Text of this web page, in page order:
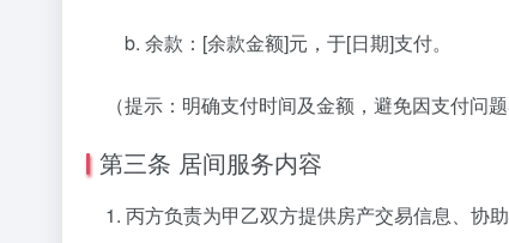
b. 余款：[余款金额]元，于[日期]支付。
（提示：明确支付时间及金额，避免因支付问题
第三条 居间服务内容
1. 丙方负责为甲乙双方提供房产交易信息、协